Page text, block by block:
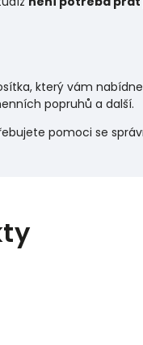
který vám
popruhů a další.
pomoci se